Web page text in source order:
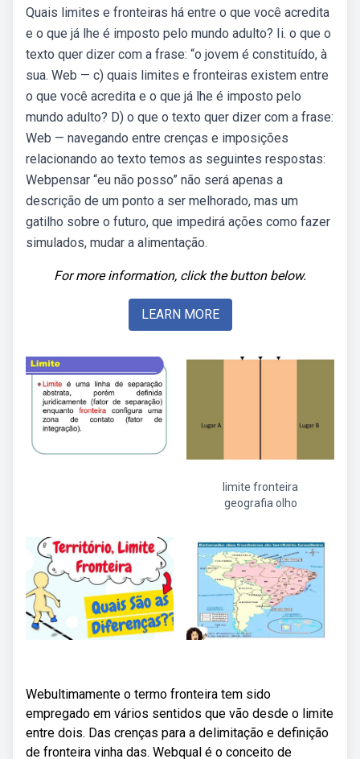
Quais limites e fronteiras há entre o que você acredita
e o que já lhe é imposto pelo mundo adulto? Ii. o que o
texto quer dizer com a frase: “o jovem é constituído, à
sua. Web — c) quais limites e fronteiras existem entre
o que você acredita e o que já lhe é imposto pelo
mundo adulto? D) o que o texto quer dizer com a frase:
Web — navegando entre crenças e imposições
relacionando ao texto temos as seguintes respostas:
Webpensar “eu não posso” não será apenas a
descrição de um ponto a ser melhorado, mas um
gatilho sobre o futuro, que impedirá ações como fazer
simulados, mudar a alimentação.
For more information, click the button below.
LEARN MORE
limite fronteira
geografia olho
Webultimamente o termo fronteira tem sido
empregado em vários sentidos que vão desde o limite
entre dois. Das crenças para a delimitação e definição
de fronteira vinha das. Webqual é o conceito de